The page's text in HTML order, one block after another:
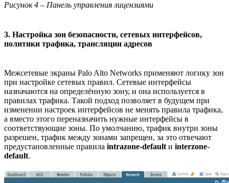
Рисунок 4 – Панель управления лицензиями
3. Настройка зон безопасности, сетевых интерфейсов,
политики трафика, трансляции адресов
Межсетевые экраны Palo Alto Networks применяют логику зон
при настройке сетевых правил. Сетевые интерфейсы
назначаются на определённую зону, и она используется в
правилах трафика. Такой подход позволяет в будущем при
изменении настроек интерфейсов не менять правила трафика,
а вместо этого переназначить нужные интерфейсы в
соответствующие зоны. По умолчанию, трафик внутри зоны
разрешен, трафик между зонами запрещен, за это отвечают
предустановленные правила intrazone-default и interzone-
default.